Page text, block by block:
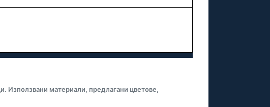
Използвани материали, предлагани цветове,